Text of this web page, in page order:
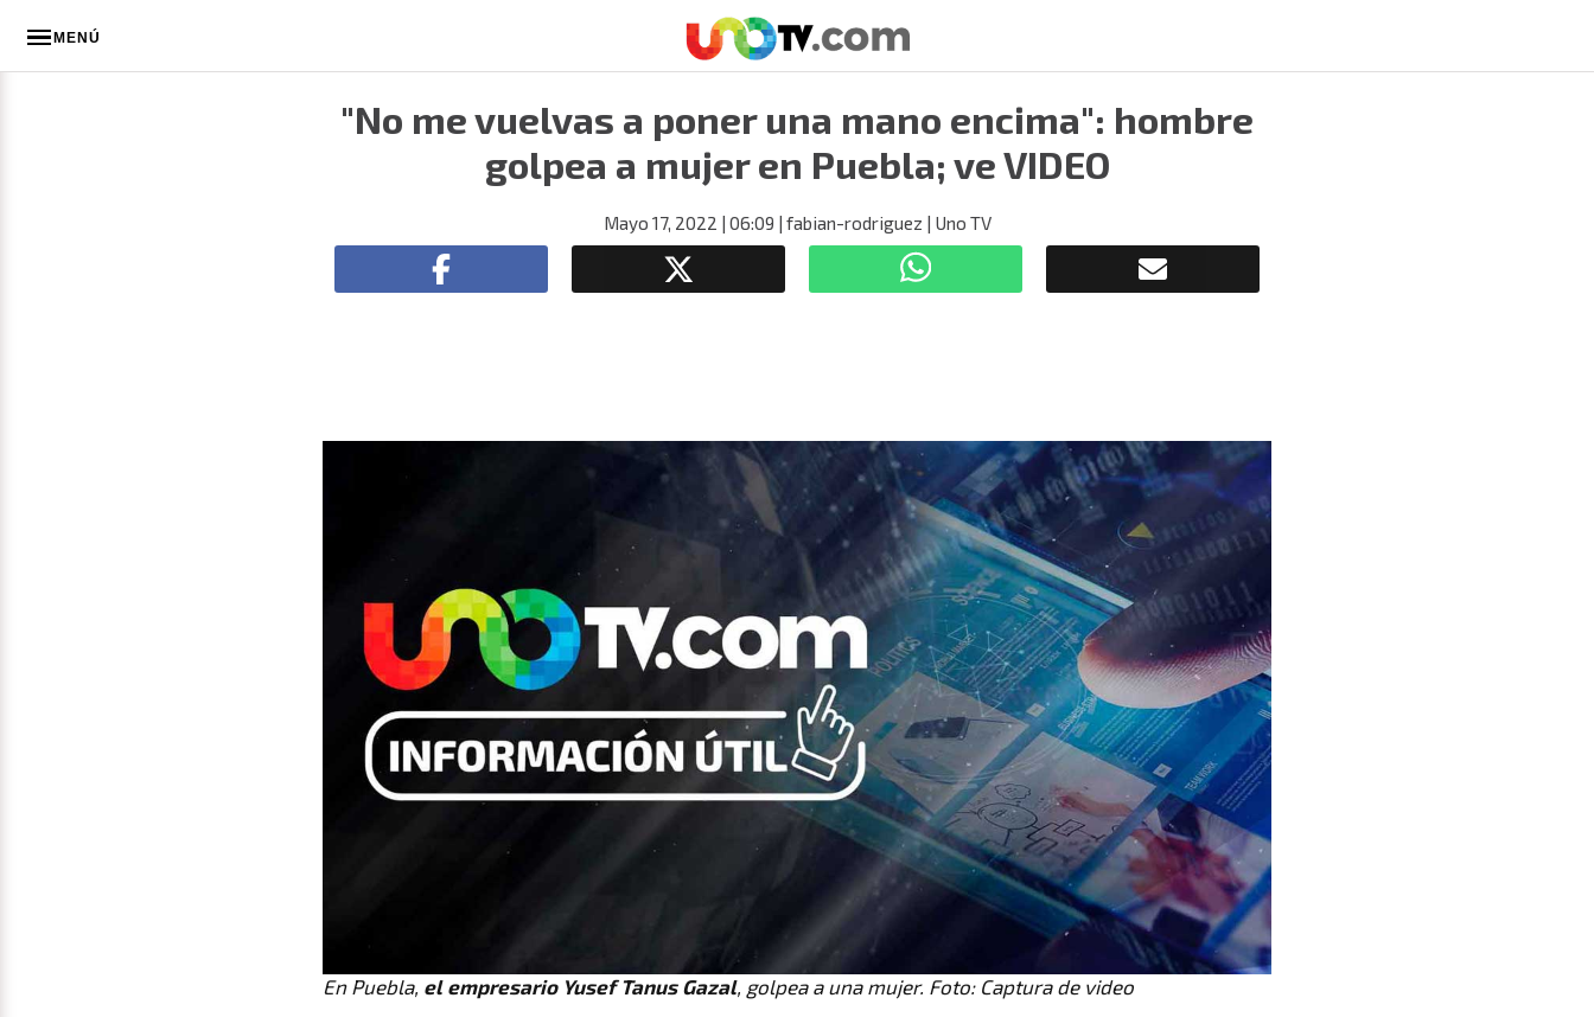
MENÚ
"No me vuelvas a poner una mano encima": hombre
golpea a mujer en Puebla; ve VIDEO
Mayo 17, 2022 | 06:09 | fabian-rodriguez | Uno TV
En Puebla, el empresario Yusef Tanus Gazal, golpea a una mujer. Foto: Captura de video